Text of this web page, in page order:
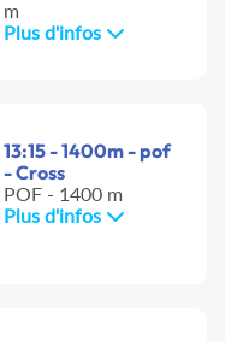
m
Plus d'infos
13:15 - 1400m - pof
- Cross
POF - 1400 m
Plus d'infos